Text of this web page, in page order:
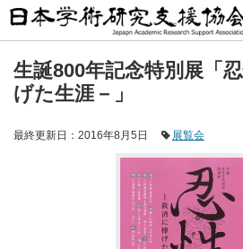
生誕800年記念特別展「
げた生涯－」
最終更新日：2016年8月5日 展覧会